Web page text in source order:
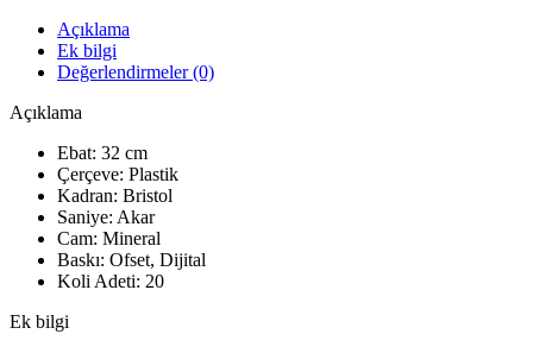
Açıklama
Ek bilgi
Değerlendirmeler (0)
Açıklama
Ebat: 32 cm
Çerçeve: Plastik
Kadran: Bristol
Saniye: Akar
Cam: Mineral
Baskı: Ofset, Dijital
Koli Adeti: 20
Ek bilgi